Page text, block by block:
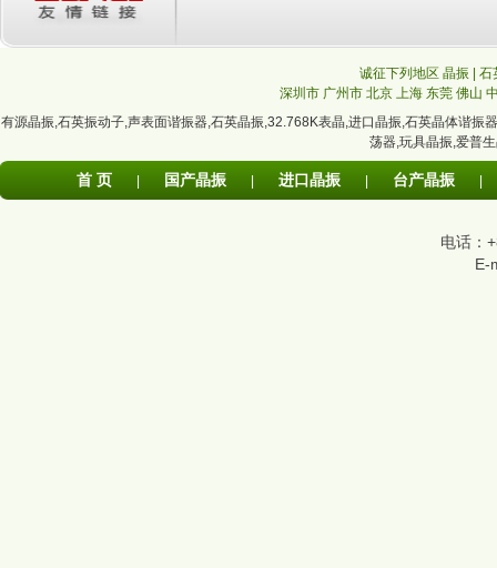
诚征下列地区 晶振 |
深圳市 广州市 北京 上海 东莞 佛山
有源晶振,石英振动子,声表面谐振器,石英晶振,32.768K表晶,进口晶振,石英晶体谐振器
荡器,玩具晶振,爱普
首 页 国产晶振 进口晶振 台产晶振
电话：
E-